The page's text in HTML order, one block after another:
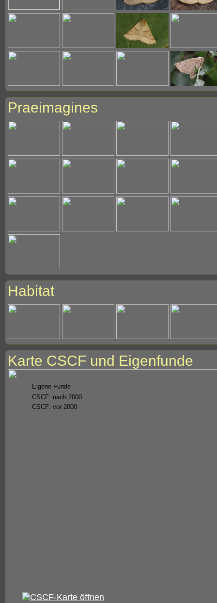
Praeimagines
Habitat
Karte CSCF und Eigenfunde
Eigene Funde
CSCF: nach 2000
CSCF: vor 2000